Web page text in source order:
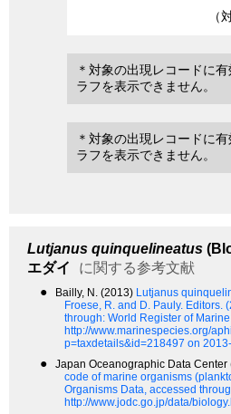
（
＊対象の出現レコードに
ラフを表示できません。
＊対象の出現レコードに
ラフを表示できません。
Lutjanus quinquelineatus
エダイ
に関する参考文献
● Bailly, N. (2013) Lutjanus
Froese, R. and D. Pauly. Editors.
through: World Register of
http://www.marinespecies.org/
p=taxdetails&id=218497 on
● Japan Oceanographic Data Center
code of marine organisms
Organisms Data, accessed
http://www.jodc.go.jp/data/